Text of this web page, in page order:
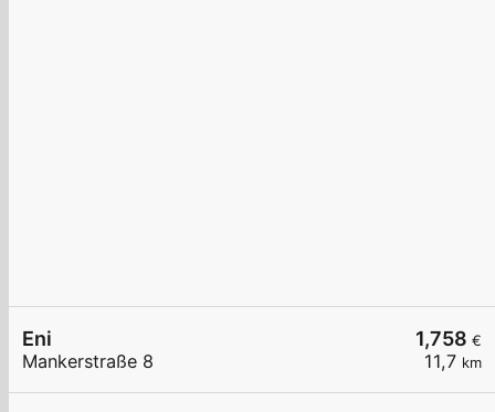
1,758 €
11,7 km
Eni
Mankerstraße 8